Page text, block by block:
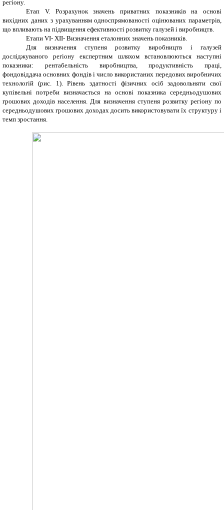
регіону.
Етап V. Розрахунок значень приватних показників на основі
вихідних даних з урахуванням односпрямованості оцінюваних параметрів,
що впливають на підвищення ефективності розвитку галузей і виробництв.
Етапи VI- XII- Визначення еталонних значень показників.
Для визначення ступеня розвитку виробництв і галузей
досліджуваного регіону експертним шляхом встановлюються наступні
показники: рентабельність виробництва, продуктивність праці,
фондовіддача основних фондів і число використаних передових виробничих
технологій (рис. 1). Рівень здатності фізичних осіб задовольняти свої
купівельні потреби визначається на основі показника середньодушових
грошових доходів населення. Для визначення ступеня розвитку регіону по
середньодушових грошових доходах досить використовувати їх структуру і
темп зростання.